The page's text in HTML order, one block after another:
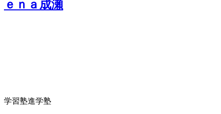
ｅｎａ成瀬
学習塾進学塾